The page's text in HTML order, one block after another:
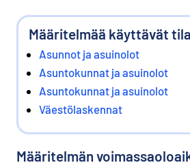
Määritelmää käyttävät
Asunnot ja asuinolot
Asuntokunnat ja asuinolot
Asuntokunnat ja asuinolot
Väestölaskennat
Määritelmän